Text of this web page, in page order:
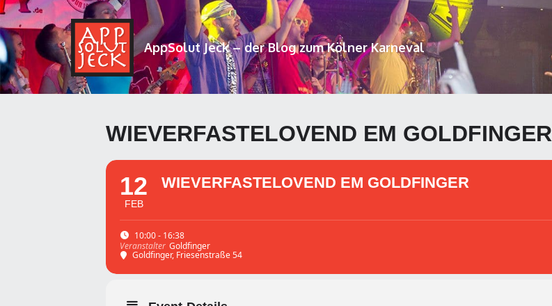
AppSolut Jeck – der Blog zum Kölner Karneval
WIEVERFASTELOVEND EM GOLDFINGER
10:00 - 16:38
Veranstalter Goldfinger
Goldfinger, Friesenstraße 54
12
FEB
WIEVERFASTELOVEND EM GOLDFINGER